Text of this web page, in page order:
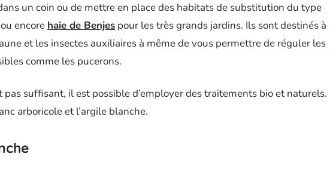
un coin ou de mettre en place des habitats de substitution du type
encore haie de Benjes pour les très grands jardins. Ils sont destinés à
et les insectes auxiliaires à même de vous permettre de réguler les
comme les pucerons.
pas suffisant, il est possible d’employer des traitements bio et naturels.
arboricole et l’argile blanche.